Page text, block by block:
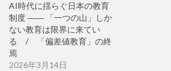
AI時代に揺らぐ日本の教育
制度 ―― 「一つの山」しか
ない教育は限界に来てい
る / 「偏差値教育」の終
焉
2026年3月14日